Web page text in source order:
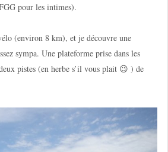
pour les intimes).
(environ 8 km), et je découvre une
sympa. Une plateforme prise dans les
pistes (en herbe s’il vous plait 😉 ) de